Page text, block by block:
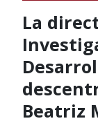
La
Beatriz